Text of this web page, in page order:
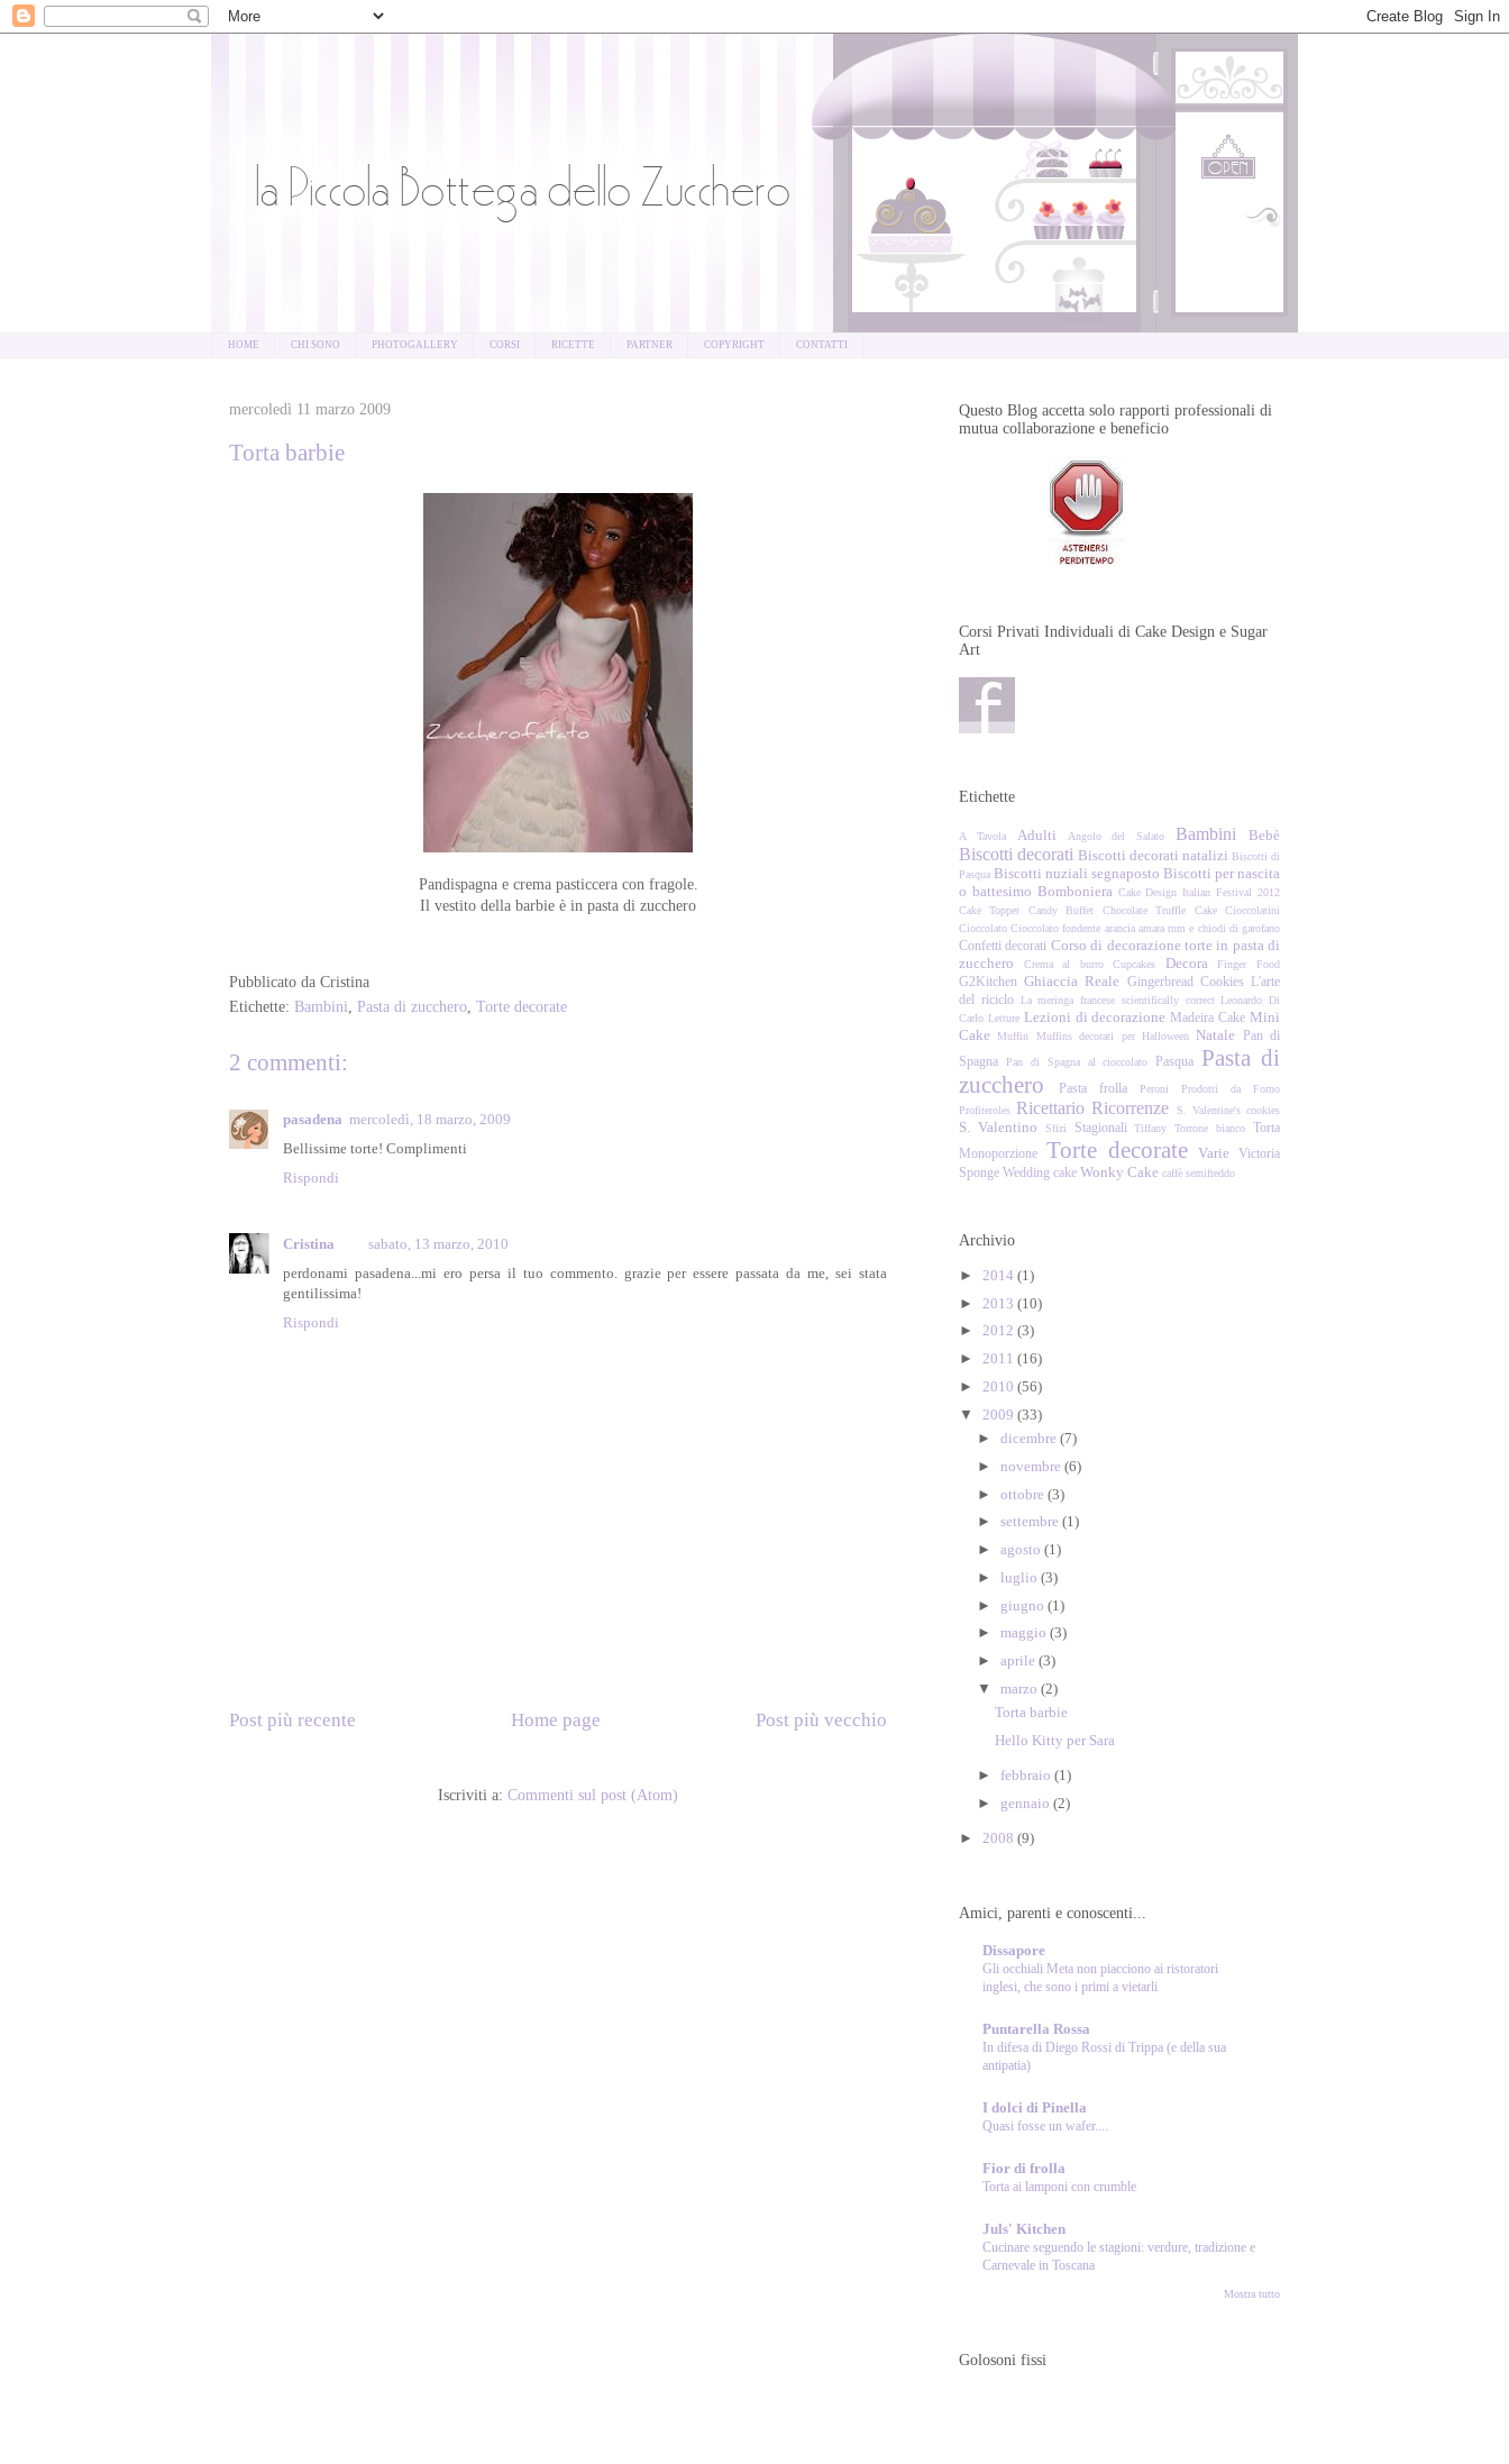
HOME CHI SONO PHOTOGALLERY CORSI RICETTE PARTNER COPYRIGHT CONTATTI
mercoledì 11 marzo 2009
Torta barbie
Pandispagna e crema pasticcera con fragole.
Il vestito della barbie è in pasta di zucchero
Pubblicato da Cristina
Etichette: Bambini Pasta di zucchero Torte decorate
2 commenti:
pasadena mercoledì, 18 marzo, 2009
Bellissime torte! Complimenti
Rispondi
Cristina
sabato, 13 marzo, 2010
perdonami pasadena...mi ero persa il tuo commento. grazie per essere passata da me, sei stata
gentilissima!
Rispondi
Post più recente Post più vecchio
Home page
Iscriviti a: Commenti sul post (Atom)
Questo Blog accetta solo rapporti professionali di
mutua collaborazione e beneficio
Corsi Privati Individuali di Cake Design e Sugar
Art
Etichette
A Tavola Adulti Angolo del Salato Bambini Bebè
Biscotti decorati Biscotti decorati natalizi Biscotti di
Pasqua Biscotti nuziali segnaposto Biscotti per nascita
o battesimo Bomboniera Cake Design Italian Festival 2012
Cake Topper
Candy Buffet Chocolate Truffle Cake
Cioccolatini
Cioccolato Cioccolato fondente arancia amara rum e chiodi di garofano
Confetti decorati Corso di decorazione torte in pasta di
zucchero
Crema al burro Cupcakes Decora Finger Food
G2Kitchen Ghiaccia Reale Gingerbread Cookies
L'arte
del riciclo
La meringa francese scientifically correct
Leonardo Di
Carlo Letture Lezioni di decorazione Madeira Cake Mini
Cake
Muffin Muffins decorati per Halloween Natale
Pan di
Spagna
Pan di Spagna al cioccolato Pasqua
Pasta di
zucchero
Pasta frolla Peroni
Prodotti da Forno
Profiteroles Ricettario Ricorrenze S. Valentine's cookies
S. Valentino Sfizi Stagionali Tiffany Torrone bianco
Torta
Monoporzione
Torte decorate Varie
Victoria
Sponge Wedding cake Wonky Cake caffè semifreddo
Archivio
► 2014 (1)
► 2013 (10)
► 2012 (3)
► 2011 (16)
► 2010 (56)
▼ 2009 (33)
► dicembre (7)
► novembre (6)
► ottobre (3)
► settembre (1)
► agosto (1)
► luglio (3)
► giugno (1)
► maggio (3)
► aprile (3)
▼ marzo (2)
Torta barbie
Hello Kitty per Sara
► febbraio (1)
► gennaio (2)
► 2008 (9)
Amici, parenti e conoscenti...
Dissapore
Gli occhiali Meta non piacciono ai ristoratori
inglesi, che sono i primi a vietarli
Puntarella Rossa
In difesa di Diego Rossi di Trippa (e della sua
antipatia)
I dolci di Pinella
Quasi fosse un wafer....
Fior di frolla
Torta ai lamponi con crumble
Juls' Kitchen
Cucinare seguendo le stagioni: verdure, tradizione e
Carnevale in Toscana
Mostra tutto
Golosoni fissi